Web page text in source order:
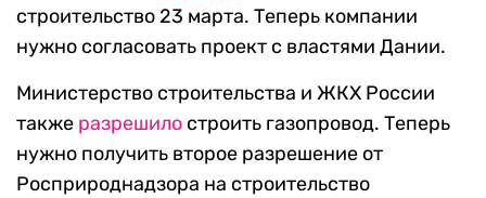
строительство 23 марта. Теперь компании
нужно согласовать проект с властями Дании.
Министерство строительства и ЖКХ России
также разрешило строить газопровод. Теперь
нужно получить второе разрешение от
Росприроднадзора на строительство